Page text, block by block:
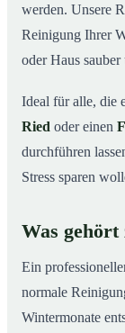
werden. Unsere
Reinigung Ihrer
oder Haus
Ideal für alle, die
Ried oder einen
durchführen
Stress sparen
Was
Ein
normale
Wintermonate